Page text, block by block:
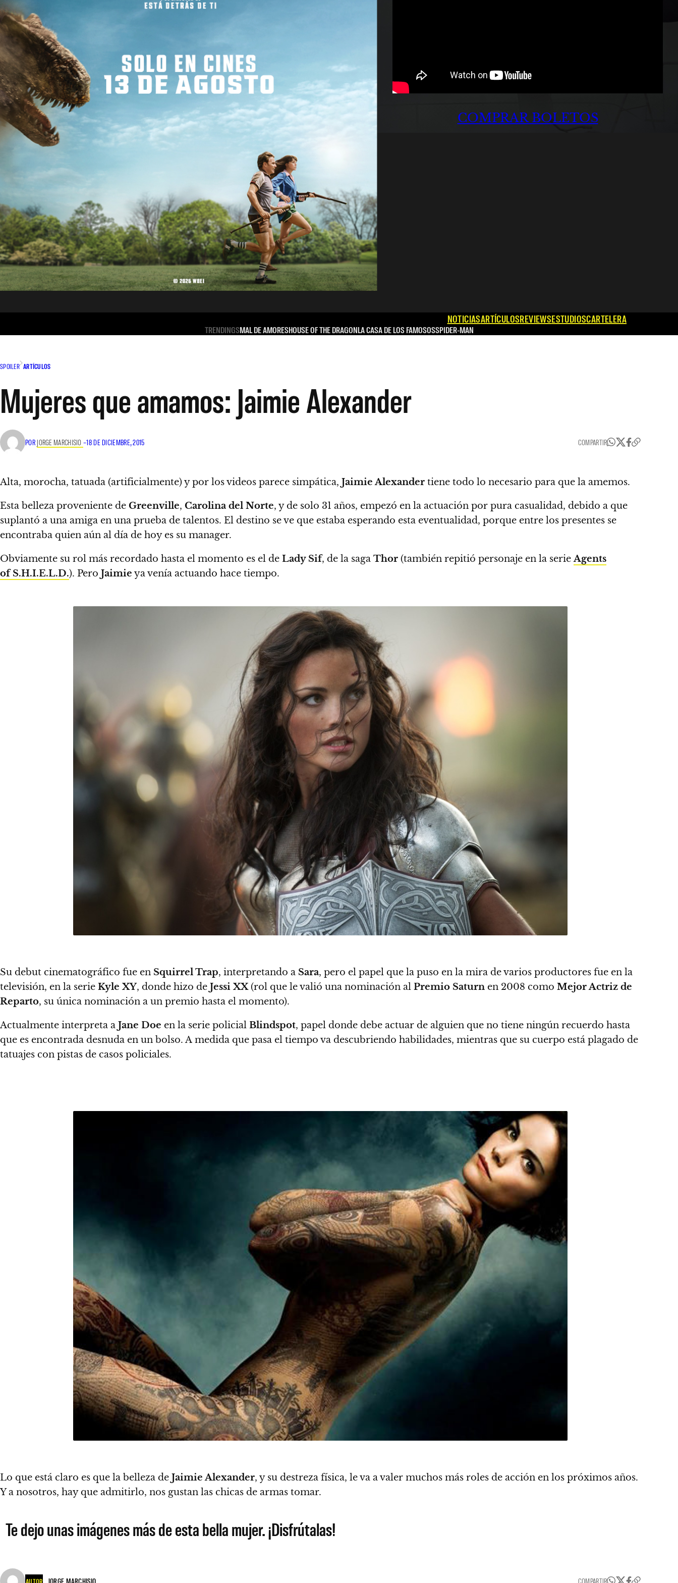
COMPRAR BOLETOS
NOTICIASARTÍCULOSREVIEWSESTUDIOSCARTELERA
TRENDINGSMAL DE AMORESHOUSE OF THE DRAGONLA CASA DE LOS FAMOSOSSPIDER-MAN
SPOILER ARTÍCULOS
Mujeres que amamos: Jaimie Alexander
POR JORGE MARCHISIO–18 DE DICIEMBRE, 2015 COMPARTIR
Alta, morocha, tatuada (artificialmente) y por los videos parece simpática, Jaimie Alexander tiene todo lo necesario para que la amemos.
Esta belleza proveniente de Greenville, Carolina del Norte, y de solo 31 años, empezó en la actuación por pura casualidad, debido a que
suplantó a una amiga en una prueba de talentos. El destino se ve que estaba esperando esta eventualidad, porque entre los presentes se
encontraba quien aún al día de hoy es su manager.
Obviamente su rol más recordado hasta el momento es el de Lady Sif, de la saga Thor (también repitió personaje en la serieAgents
of S.H.I.E.L.D.). Pero Jaimie ya venía actuando hace tiempo.
Su debut cinematográfico fue en Squirrel Trap, interpretando a Sara, pero el papel que la puso en la mira de varios productores fue en la
televisión, en la serie Kyle XY, donde hizo de Jessi XX(rol que le valió una nominación al Premio Saturn en 2008 como Mejor Actriz de
Reparto, su única nominación a un premio hasta el momento).
Actualmente interpreta a Jane Doe en la serie policial Blindspot, papel donde debe actuar de alguien que no tiene ningún recuerdo hasta
que es encontrada desnuda en un bolso. A medida que pasa el tiempo va descubriendo habilidades, mientras que su cuerpo está plagado de
tatuajes con pistas de casos policiales.
Lo que está claro es que la belleza de Jaimie Alexander, y su destreza física, le va a valer muchos más roles de acción en los próximos años.
Y a nosotros, hay que admitirlo, nos gustan las chicas de armas tomar.
Te dejo unas imágenes más de esta bella mujer. ¡Disfrútalas!
AUTOR JORGE MARCHISIO COMPARTIR